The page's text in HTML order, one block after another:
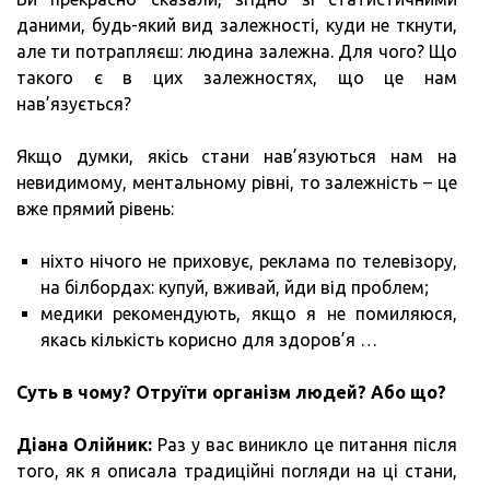
даними, будь-який вид залежності, куди не ткнути,
але ти потрапляєш: людина залежна. Для чого? Що
такого є в цих залежностях, що це нам
нав’язується?
Якщо думки, якісь стани нав’язуються нам на
невидимому, ментальному рівні, то залежність – це
вже прямий рівень:
ніхто нічого не приховує, реклама по телевізору,
на білбордах: купуй, вживай, йди від проблем;
медики рекомендують, якщо я не помиляюся,
якась кількість корисно для здоров’я …
Суть в чому? Отруїти організм людей? Або що?
Діана Олійник:Раз у вас виникло це питання після
того, як я описала традиційні погляди на ці стани,